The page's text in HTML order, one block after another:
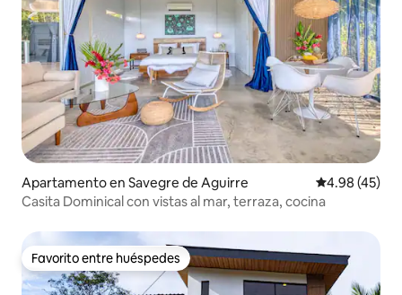
Apartamento en Savegre de Aguirre Calificación
4.98 (45)
Casita Dominical con vistas al mar, terraza, cocina
Favorito entre huéspedes
Favorito entre huéspedes